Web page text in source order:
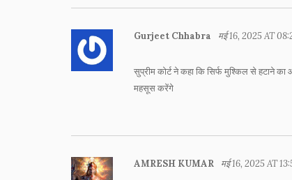
Gurjeet Chhabra मई 16, 2025 AT
सुप्रीम कोर्ट ने कहा कि सिर्फ मुश्किल से हटाने
महसूस करेंगे
AMRESH KUMAR मई 16, 2025 AT